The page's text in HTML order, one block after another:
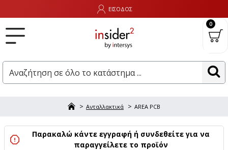
ΕΙΣΟΔΟΣ
0
Ανταλλακτικά AREA PCB
Παρακαλώ κάντε εγγραφή ή συνδεθείτε για να
παραγγείλετε το προϊόν